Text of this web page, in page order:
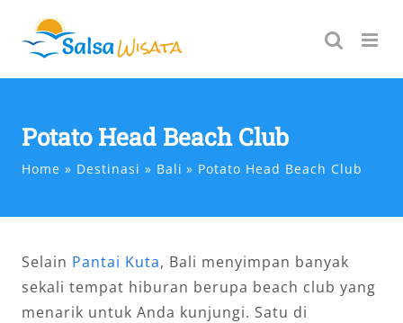
content
Potato Head Beach Club
Home Destinasi Bali Potato Head Beach Club
Selain Pantai Kuta, Bali menyimpan banyak
sekali tempat hiburan berupa beach club yang
menarik untuk Anda kunjungi. Satu di